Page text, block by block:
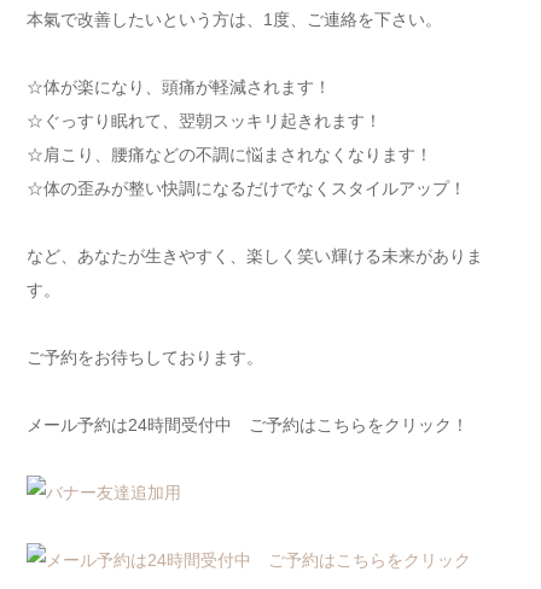
本氣で改善したいという方は、1度、ご連絡を下さい。
☆体が楽になり、頭痛が軽減されます！
☆ぐっすり眠れて、翌朝スッキリ起きれます！
☆肩こり、腰痛などの不調に悩まされなくなります！
☆体の歪みが整い快調になるだけでなくスタイルアップ！
など、あなたが生きやすく、楽しく笑い輝ける未来がありま
す。
ご予約をお待ちしております。
メール予約は24時間受付中 ご予約はこちらをクリック！